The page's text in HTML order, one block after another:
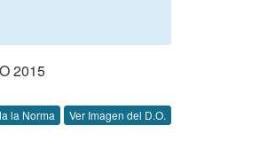
2015
la Norma Ver Imagen del D.O.